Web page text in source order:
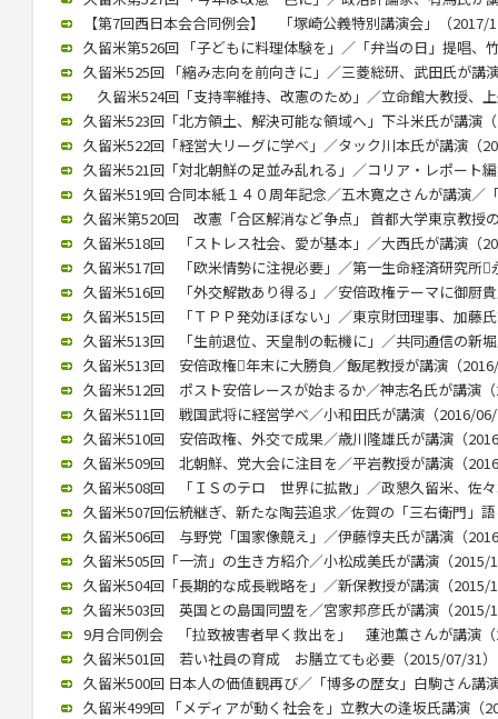
【第7回西日本会合同例会】 「塚崎公義特別講演会」（2017/
久留米第526回 「子どもに料理体験を」／「弁当の日」提唱、
久留米525回 「縮み志向を前向きに」／三菱総研、武田氏が講
久留米524回「支持率維持、改憲のため」／立命館大教授、
久留米523回「北方領土、解決可能な領域へ」下斗米氏が講演
久留米522回「経営大リーグに学べ」／タック川本氏が講演（
久留米521回「対北朝鮮の足並み乱れる」／コリア・レポート
久留米519回 合同本紙１４０周年記念／五木寛之さんが講演／
久留米第520回 改憲「合区解消など争点」 首都大学東京教授
久留米518回 「ストレス社会、愛が基本」／大西氏が講演（
久留米517回 「欧米情勢に注視必要」／第一生命経済研究所
久留米516回 「外交解散あり得る」／安倍政権テーマに御厨
久留米515回 「ＴＰＰ発効ほぼない」／東京財団理事、加藤
久留米513回 「生前退位、天皇制の転機に」／共同通信の新
久留米513回 安倍政権年末に大勝負／飯尾教授が講演（
久留米512回 ポスト安倍レースが始まるか／神志名氏が講演
久留米511回 戦国武将に経営学べ／小和田氏が講演（2016/
久留米510回 安倍政権、外交で成果／歳川隆雄氏が講演（
久留米509回 北朝鮮、党大会に注目を／平岩教授が講演（
久留米508回 「ＩＳのテロ 世界に拡散」／政懇久留米、佐
久留米507回伝統継ぎ、新たな陶芸追求／佐賀の「三右衛門」
久留米506回 与野党「国家像競え」／伊藤惇夫氏が講演（
久留米505回「一流」の生き方紹介／小松成美氏が講演（2015/
久留米504回「長期的な成長戦略を」／新保教授が講演（2015/
久留米503回 英国との島国同盟を／宮家邦彦氏が講演（2015/
9月合同例会 「拉致被害者早く救出を」 蓮池薫さんが講演
久留米501回 若い社員の育成 お膳立ても必要（2015/07/31）
久留米500回 日本人の価値観再び／「博多の歴女」白駒さん
久留米499回 「メディアが動く社会を」立教大の逢坂氏講演（